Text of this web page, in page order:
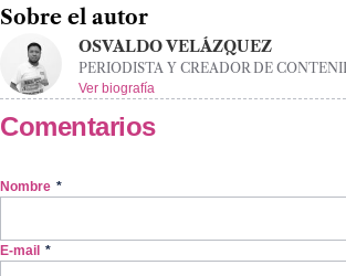
Sobre el autor
OSVALDO VELÁZQUEZ
PERIODISTA Y CREADOR DE
Ver biografía
Comentarios
Nombre *
E-mail *